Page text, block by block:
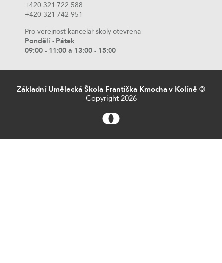
+420 321 722 588
+420 321 742 951
Pro veřejnost kancelář školy otevřena
Pondělí - Pátek
09:00 - 11:00 a 13:00 - 15:00
Základní Umělecká Škola Františka Kmocha v Kolíně ©
Copyright 2026